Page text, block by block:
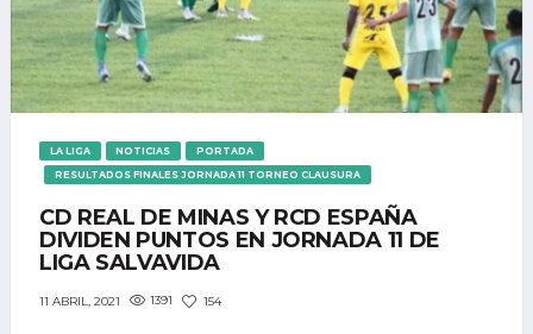
LA LIGA NOTICIAS
PORTADA
RESULTADOS FINALES JORNADA 11 TORNEO CLAUSURA
CD REAL DE MINAS Y RCD ESPAÑA
DIVIDEN PUNTOS EN JORNADA 11 DE
LIGA SALVAVIDA
11 ABRIL, 2021 1391 154